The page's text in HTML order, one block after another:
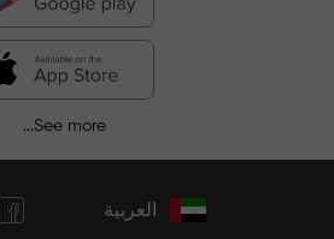
See more...
العربية